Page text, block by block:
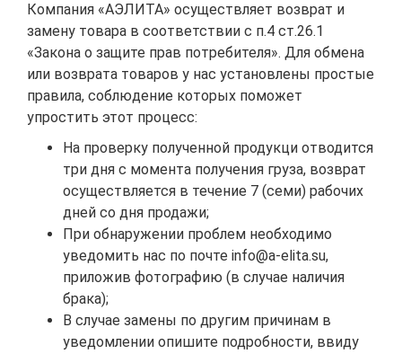
Компания «АЭЛИТА» осуществляет возврат и
замену товара в соответствии с п.4 ст.26.1
«Закона о защите прав потребителя». Для обмена
или возврата товаров у нас установлены простые
правила, соблюдение которых поможет
упростить этот процесс:
На проверку полученной продукци отводится
три дня с момента получения груза, возврат
осуществляется в течение 7 (семи) рабочих
дней со дня продажи;
При обнаружении проблем необходимо
уведомить нас по почте info@a-elita.su,
приложив фотографию (в случае наличия
брака);
В случае замены по другим причинам в
уведомлении опишите подробности, ввиду